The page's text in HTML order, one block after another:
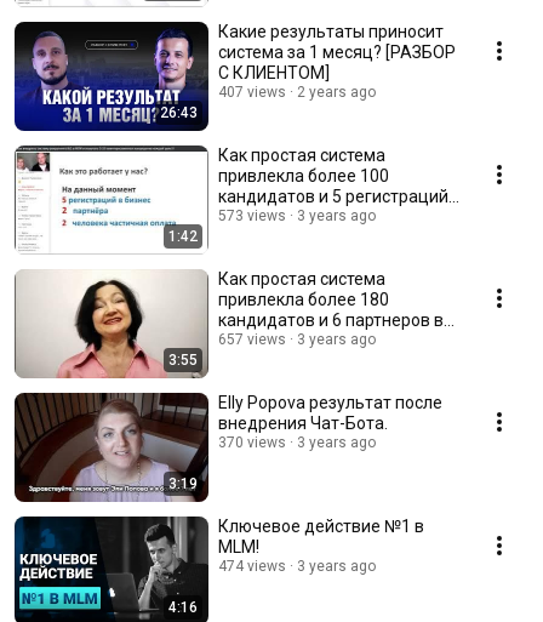
26:43
Какие результаты приносит
система за 1 месяц? [РАЗБОР
С КЛИЕНТОМ]
407 views 2 years ago
1:42
Как простая система
привлекла более 100
кандидатов и 5 регистраций
в первую линию за 3 недели…
573 views 3 years ago
3:55
Как простая система
привлекла более 180
кандидатов и 6 партнеров в
первую линию за 30 дней…
657 views 3 years ago
3:19
Elly Popova результат после
внедрения Чат-Бота.
370 views 3 years ago
4:16
Ключевое действие №1 в
MLM!
474 views 3 years ago